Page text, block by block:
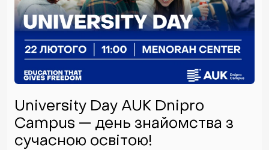
University Day AUK Dnipro
Campus — день знайомства з
сучасною освітою!